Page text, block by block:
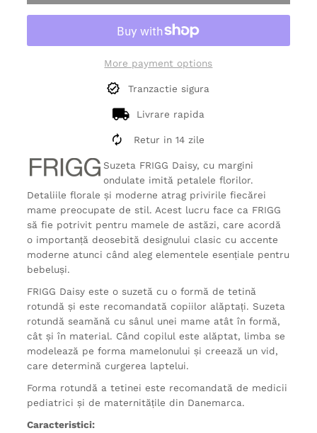
More payment options
Tranzactie sigura
Livrare rapida
Retur in 14 zile
Suzeta FRIGG Daisy, cu margini
ondulate imită petalele florilor.
Detaliile florale și moderne atrag privirile fiecărei
mame preocupate de stil. Acest lucru face ca FRIGG
să fie potrivit pentru mamele de astăzi, care acordă
o importanță deosebită designului clasic cu accente
moderne atunci când aleg elementele esențiale pentru
bebeluși.
FRIGG Daisy este o suzetă cu o formă de tetină
rotundă și este recomandată copiilor alăptați. Suzeta
rotundă seamănă cu sânul unei mame atât în formă,
cât și în material. Când copilul este alăptat, limba se
modelează pe forma mamelonului și creează un vid,
care determină curgerea laptelui.
Forma rotundă a tetinei este recomandată de medicii
pediatrici și de maternitățile din Danemarca.
Caracteristici: